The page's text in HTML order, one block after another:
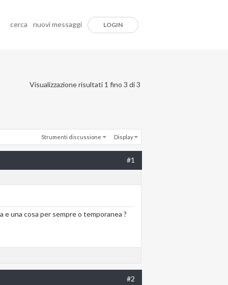
cerca nuovi messaggi LOGIN
Visualizzazione risultati 1 fino 3 di 3
Strumenti discussione Display
#1
una cosa per sempre o temporanea ?
#2